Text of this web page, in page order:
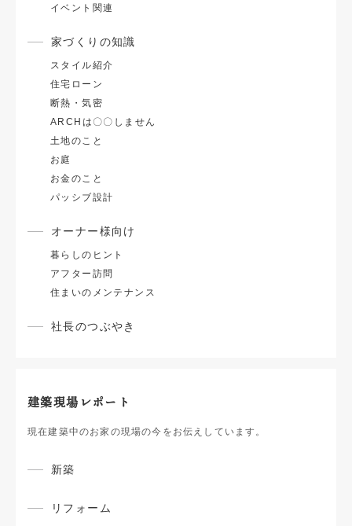
イベント関連
家づくりの知識
スタイル紹介
住宅ローン
断熱・気密
ARCHは〇〇しません
土地のこと
お庭
お金のこと
パッシブ設計
オーナー様向け
暮らしのヒント
アフター訪問
住まいのメンテナンス
社長のつぶやき
建築現場レポート
現在建築中のお家の現場の今をお伝えしています。
新築
リフォーム